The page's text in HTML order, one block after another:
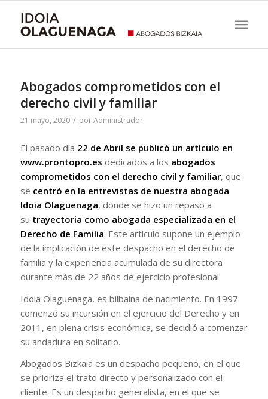
Abogados comprometidos con el
derecho civil y familiar
21 mayo, 2020 / porAdministrador
El pasado día 22 de Abril se publicó un artículo en
www.prontopro.es dedicados a los abogados
comprometidos con el derecho civil y familiar, que
se centró en la entrevistas de nuestra abogada
Idoia Olaguenaga, donde se hizo un repaso a
su trayectoria como abogada especializada en el
Derecho de Familia. Este artículo supone un ejemplo
de la implicación de este despacho en el derecho de
familia y la experiencia acumulada de su directora
durante más de 22 años de ejercicio profesional.
Idoia Olaguenaga, es bilbaína de nacimiento. En 1997
comenzó su incursión en el ejercicio del Derecho y en
2011, en plena crisis económica, se decidió a comenzar
su andadura en solitario.
Abogados Bizkaia es un despacho pequeño, en el que
se prioriza el trato directo y personalizado con el
cliente. Es un despacho generalista, en el que se